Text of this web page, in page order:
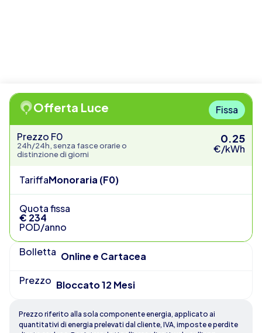
Offerta Luce Fissa
Prezzo F0
24h/24h, senza fasce orarie o
distinzione di giorni
0.25
€/kWh
TariffaMonoraria (F0)
Quota fissa
€ 234
POD/anno
Bolletta Online e Cartacea
Prezzo Bloccato 12 Mesi
Prezzo riferito alla sola componente energia, applicato ai
quantitativi di energia prelevati dal cliente, IVA, imposte e perdite